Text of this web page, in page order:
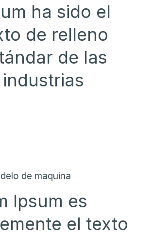
ha sido el
de relleno
de las
industrias
de maquina
Ipsum es
el texto